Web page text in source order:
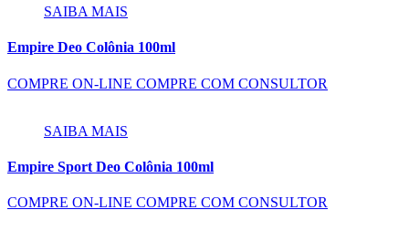
SAIBA MAIS
Empire Deo Colônia 100ml
COMPRE ON-LINE COMPRE COM CONSULTOR
SAIBA MAIS
Empire Sport Deo Colônia 100ml
COMPRE ON-LINE COMPRE COM CONSULTOR